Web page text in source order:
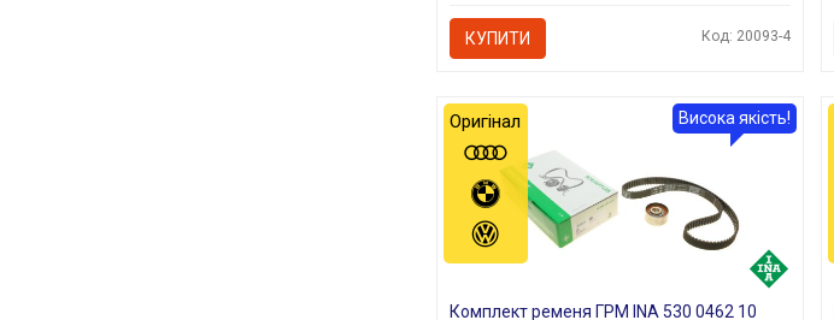
КУПИТИ Код: 20093-4
Комплект ременя ГРМ INA 530 0462 10
Висока якість!
Оригінал